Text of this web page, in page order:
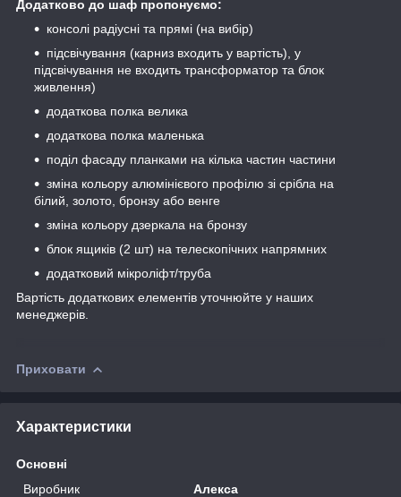
Додатково до шаф пропонуємо:
консолі радіусні та прямі (на вибір)
підсвічування (карниз входить у вартість), у
підсвічування не входить трансформатор та блок
живлення)
додаткова полка велика
додаткова полка маленька
поділ фасаду планками на кілька частин частини
зміна кольору алюмінієвого профілю зі срібла на
білий, золото, бронзу або венге
зміна кольору дзеркала на бронзу
блок ящиків (2 шт) на телескопічних напрямних
додатковий мікроліфт/труба
Вартість додаткових елементів уточнюйте у наших
менеджерів.
Приховати
Характеристики
Основні
Виробник
Алекса